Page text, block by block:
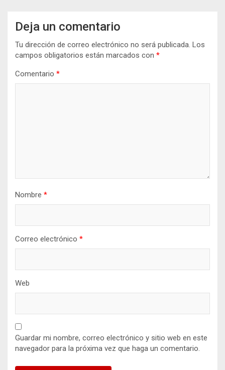
Deja un comentario
Tu dirección de correo electrónico no será publicada. Los
campos obligatorios están marcados con *
Comentario *
Nombre *
Correo electrónico *
Web
Guardar mi nombre, correo electrónico y sitio web en este
navegador para la próxima vez que haga un comentario.